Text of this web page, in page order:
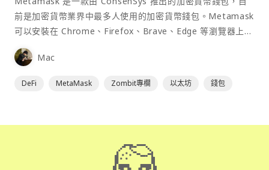
前是加密貨幣業界中最多人使用的加密貨幣錢包。Metamask
可以安裝在 Chrome、Firefox、Brave、Edge 等瀏覽器上作
為插件使用，具備許多功能且使用上非常方便。
Mac
DeFi MetaMask Zombit專欄 以太坊 錢包